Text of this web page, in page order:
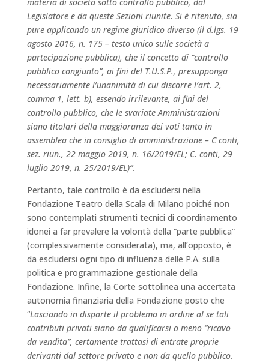
Legislatore e da queste Sezioni riunite. Si è ritenuto, sia
pure applicando un regime giuridico diverso (il d.lgs. 19
agosto 2016, n. 175 – testo unico sulle società a
partecipazione pubblica), che il concetto di “controllo
pubblico congiunto”, ai fini del T.U.S.P., presupponga
necessariamente l’unanimità di cui discorre l’art. 2,
comma 1, lett. b), essendo irrilevante, ai fini del
controllo pubblico, che le svariate Amministrazioni
siano titolari della maggioranza dei voti tanto in
assemblea che in consiglio di amministrazione – C conti,
sez. riun., 22 maggio 2019, n. 16/2019/EL; C. conti, 29
luglio 2019, n. 25/2019/EL)”.
Pertanto, tale controllo è da escludersi nella
Fondazione Teatro della Scala di Milano poiché non
sono contemplati strumenti tecnici di coordinamento
idonei a far prevalere la volontà della “parte pubblica”
(complessivamente considerata), ma, all’opposto, è
da escludersi ogni tipo di influenza delle P.A. sulla
politica e programmazione gestionale della
Fondazione. Infine, la Corte sottolinea una accertata
autonomia finanziaria della Fondazione posto che
“Lasciando in disparte il problema in ordine al se tali
contributi privati siano da qualificarsi o meno “ricavo
da vendita”, certamente trattasi di entrate proprie
derivanti dal settore privato e non da quello pubblico.